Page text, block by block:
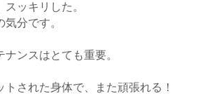
スッキリした。
気分です。
ナンスはとても重要。
トされた身体で、また頑張れる！